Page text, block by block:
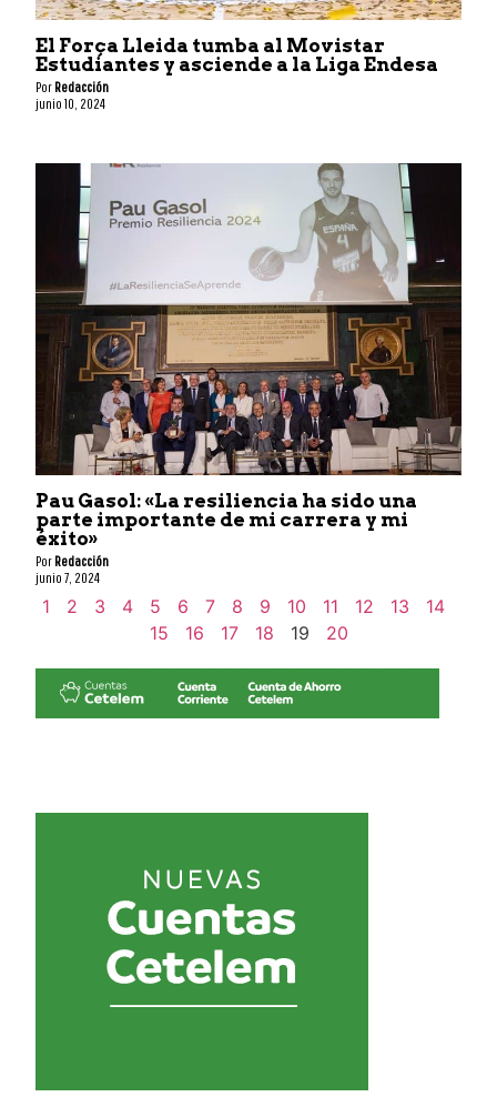
El Força Lleida tumba al Movistar
Estudiantes y asciende a la Liga Endesa
Por Redacción
junio 10, 2024
Pau Gasol: «La resiliencia ha sido una
parte importante de mi carrera y mi
éxito»
Por Redacción
junio 7, 2024
1 2 3 4 5 6 7 8 9 10 11 12 13
14
15
16 17 18 19 20